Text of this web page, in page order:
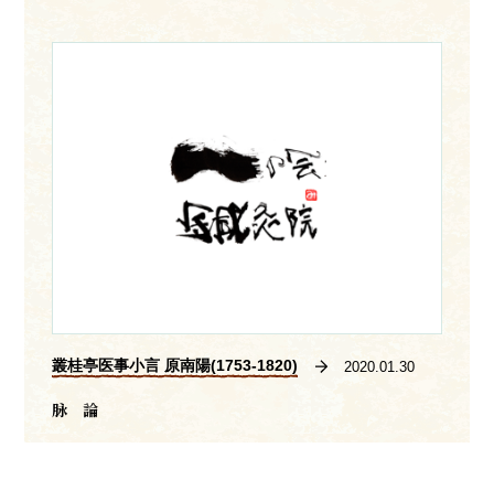
叢桂亭医事小言 原南陽(1753-1820) 2020.01.30
脉 論